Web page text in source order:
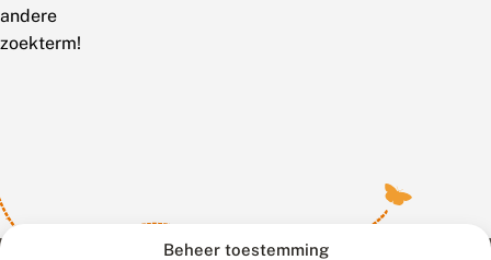
Beheer toestemming
andere
zoekterm!